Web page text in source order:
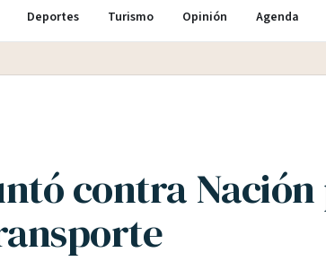
Deportes Turismo Opinión Agenda
contra